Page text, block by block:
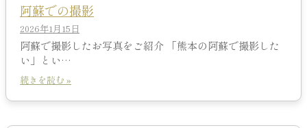
阿蘇での撮影
2026年1月15日
阿蘇で撮影したお写真をご紹介 「熊本の阿蘇で撮影した
い」とい…
続きを読む »